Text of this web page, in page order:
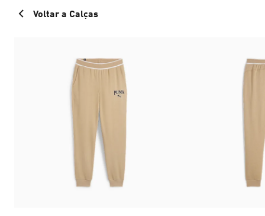
Voltar a Calças